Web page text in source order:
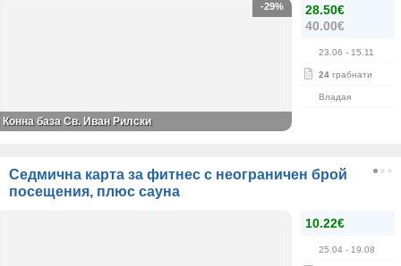
28.50€
40.00€
23.06 - 15.11
24 грабнати
Владая
-29%
Конна база Св. Иван Рилски
Седмична карта за фитнес с неограничен брой
посещения, плюс сауна
10.22€
25.04 - 19.08